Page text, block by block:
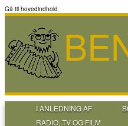
Gå til hovedindhold
I ANLEDNING AF
RADIO, TV OG FILM